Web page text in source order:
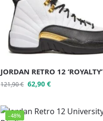
JORDAN RETRO 12 ‘ROYALTY’
121,90€ 62,90€
-48%